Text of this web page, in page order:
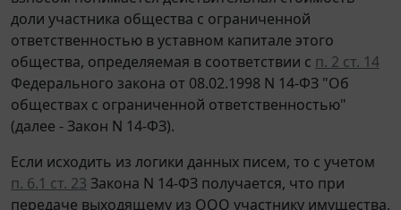
доли участника общества с ограниченной
ответственностью в уставном капитале этого
общества, определяемая в соответствии с п. 2 ст. 14
Федерального закона от 08.02.1998 N 14-ФЗ "Об
обществах с ограниченной ответственностью"
(далее - Закон N 14-ФЗ).
Если исходить из логики данных писем, то с учетом
п. 6.1 ст. 23 Закона N 14-ФЗ получается, что при
передаче выходящему из ООО участнику имущества,